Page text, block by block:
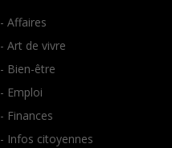
- Affaires
- Art de vivre
- Bien-être
- Emploi
- Finances
- Infos citoyennes